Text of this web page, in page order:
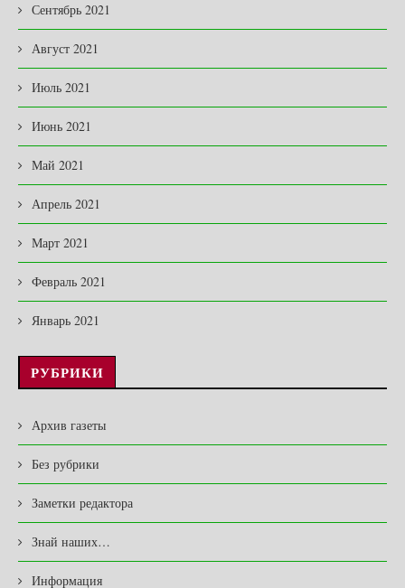
Сентябрь 2021
Август 2021
Июль 2021
Июнь 2021
Май 2021
Апрель 2021
Март 2021
Февраль 2021
Январь 2021
РУБРИКИ
Архив газеты
Без рубрики
Заметки редактора
Знай наших…
Информация